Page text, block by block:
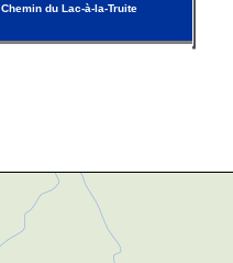
Chemin du Lac-à-la-Truite